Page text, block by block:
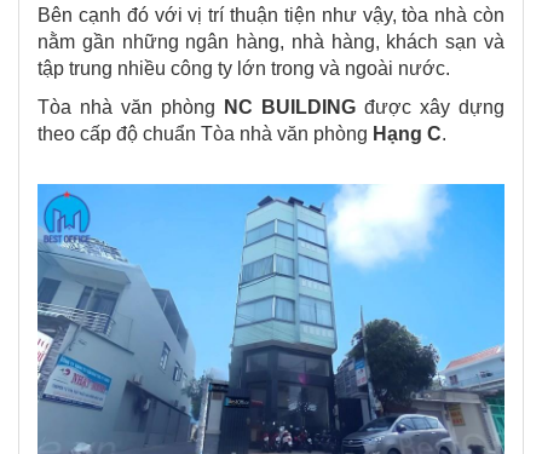
Bên cạnh đó với vị trí thuận tiện như vậy, tòa nhà còn
nằm gần những ngân hàng, nhà hàng, khách sạn và
tập trung nhiều công ty lớn trong và ngoài nước.
Tòa nhà văn phòng
NC BUILDING được xây dựng
theo cấp độ chuẩn Tòa nhà văn phòng Hạng C.